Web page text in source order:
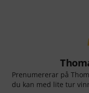
Prenumererar på
du kan med lite tur